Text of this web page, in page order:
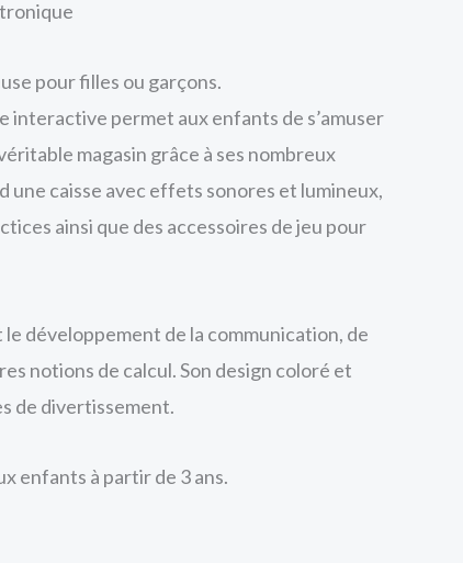
pour filles ou garçons.
interactive permet aux enfants de s’amuser
magasin grâce à ses nombreux
une caisse avec effets sonores et lumineux,
ainsi que des accessoires de jeu pour
développement de la communication, de
notions de calcul. Son design coloré et
de divertissement.
enfants à partir de 3 ans.